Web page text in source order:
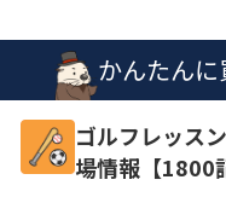
かんたん
ゴルフレッス
場情報【1800